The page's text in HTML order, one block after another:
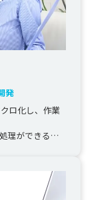
発
ロ化し、作業
理ができるよ